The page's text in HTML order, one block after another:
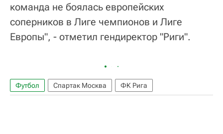
команда не боялась европейских
соперников в Лиге чемпионов и Лиге
Европы", - отметил гендиректор "Риги".
Футбол Спартак Москва ФК Рига